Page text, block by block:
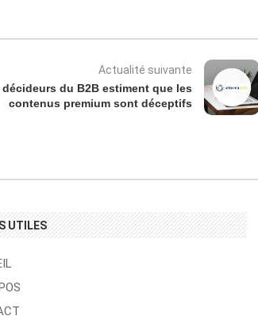
Actualité suivante
décideurs du B2B estiment que les
contenus premium sont déceptifs
UTILES